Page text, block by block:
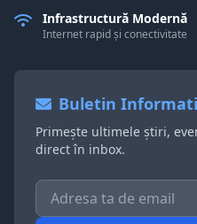
Infrastructură Modernă
Internet rapid și conectivitate
Buletin
Primește ultimele știri,
direct în inbox.